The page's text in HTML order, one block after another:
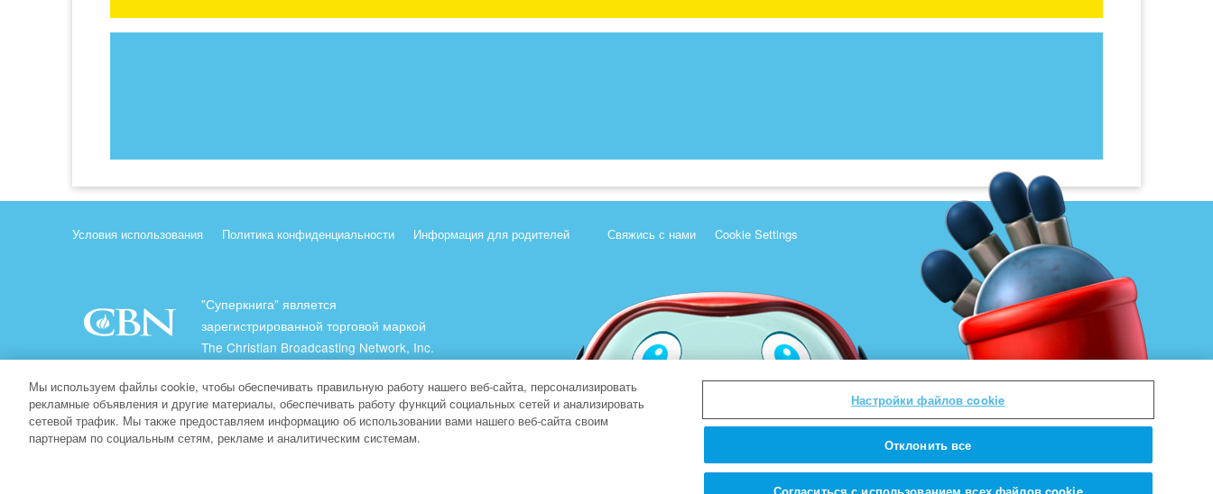
Условия использования Политика конфиденциальности Информация для родителей Свяжись с нами Cookie Settings
"Суперкнига" является
зарегистрированной торговой маркой
The Christian Broadcasting Network, Inc.
Все права защищены.
About CBN
Мы используем файлы cookie, чтобы обеспечивать правильную работу нашего веб-сайта, персонализировать
рекламные объявления и другие материалы, обеспечивать работу функций социальных сетей и анализировать
сетевой трафик. Мы также предоставляем информацию об использовании вами нашего веб-сайта своим
партнерам по социальным сетям, рекламе и аналитическим системам.
Настройки файлов cookie
Отклонить все